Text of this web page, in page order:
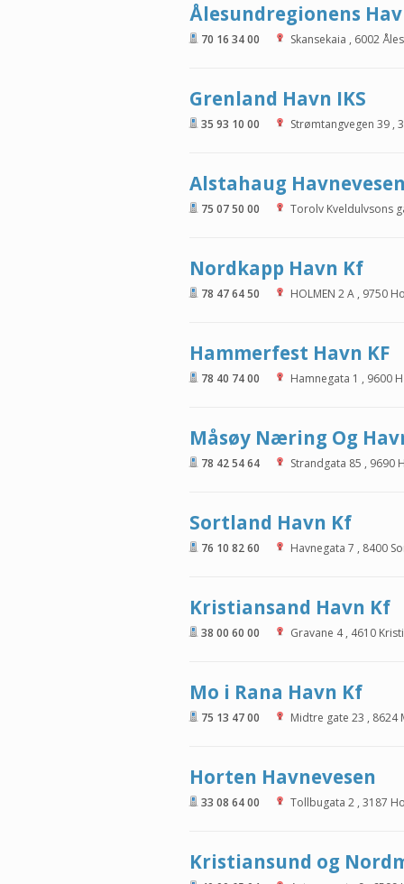
Ålesundregionens
70 16 34 00 Skansekaia , 6002
Grenland Havn IKS
35 93 10 00 Strømtangvegen 39 ,
Alstahaug
75 07 50 00 Torolv Kveldulvsons
Nordkapp Havn Kf
78 47 64 50 HOLMEN 2 A , 9750
Hammerfest Havn KF
78 40 74 00 Hamnegata 1 , 9600
Måsøy Næring Og
78 42 54 64 Strandgata 85 , 9690
Sortland Havn Kf
76 10 82 60 Havnegata 7 , 8400
Kristiansand Havn Kf
38 00 60 00 Gravane 4, 4610
Mo i Rana Havn Kf
75 13 47 00 Midtre gate 23 , 8624
Horten Havnevesen
33 08 64 00 Tollbugata 2 , 3187
Kristiansund og